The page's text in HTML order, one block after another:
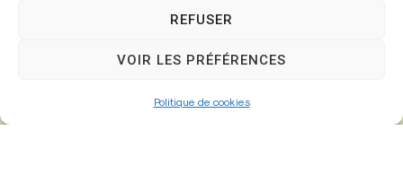
REFUSER
VOIR LES PRÉFÉRENCES
Politique de cookies